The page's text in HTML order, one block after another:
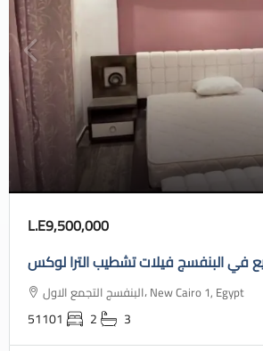
L.E9,500,000
في البنفسج فيلات تشطيب الترا لوكس
البنفسج التجمع الاول، New Cairo 1, Egypt
51101 2 3